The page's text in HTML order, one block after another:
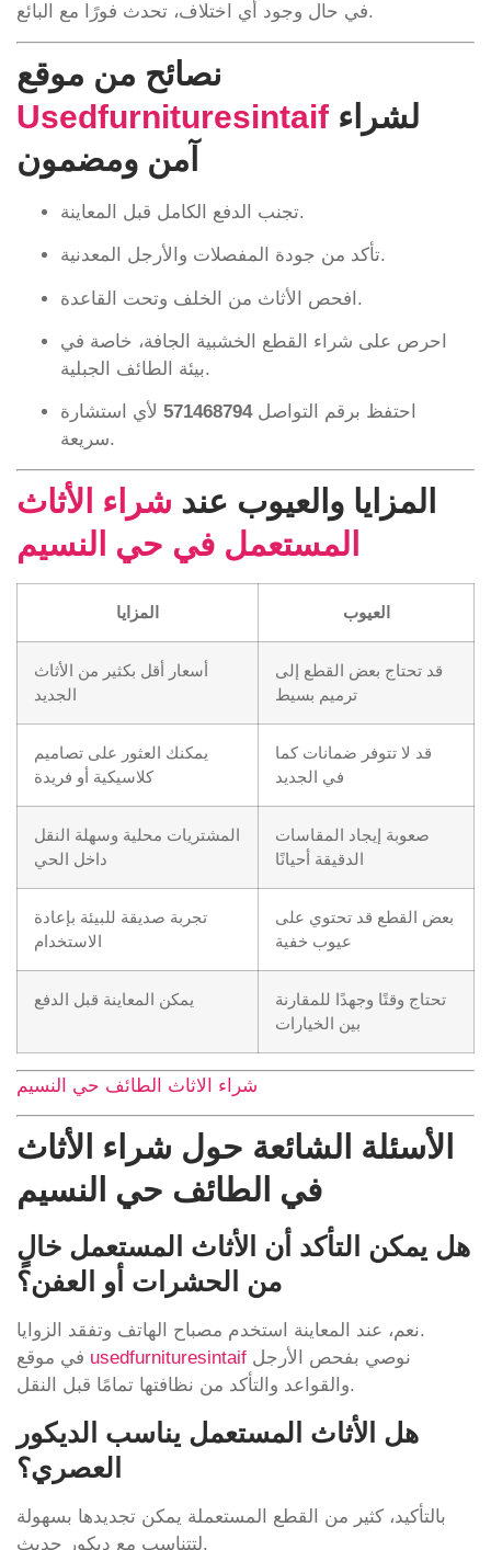
في حال وجود أي اختلاف، تحدث فورًا مع البائع.
نصائح من موقع
Usedfurnituresintaif
آمن ومضمون
تجنب الدفع الكامل قبل المعاينة.
تأكد من جودة المفصلات والأرجل المعدنية.
افحص الأثاث من الخلف وتحت القاعدة.
احرص على شراء القطع الخشبية الجافة، خاصة في
بيئة الطائف الجبلية.
احتفظ برقم التواصل571468794 لأي استشارة
سريعة.
المزايا والعيوب عند شراء الأثاث
المستعمل في حي النسيم
المزايا العيوب
أسعار أقل بكثير من الأثاث
الجديد
قد تحتاج بعض القطع إلى
ترميم بسيط
يمكنك العثور على تصاميم
كلاسيكية أو فريدة
قد لا تتوفر ضمانات كما
في الجديد
المشتريات محلية وسهلة النقل
داخل الحي
صعوبة إيجاد المقاسات
الدقيقة أحيانًا
تجربة صديقة للبيئة بإعادة
الاستخدام
بعض القطع قد تحتوي على
عيوب خفية
يمكن المعاينة قبل الدفع
تحتاج وقتًا وجهدًا للمقارنة
بين الخيارات
شراء الاثاث الطائف حي النسيم
الأسئلة الشائعة حول شراء الأثاث
في الطائف حي النسيم
هل يمكن التأكد أن الأثاث المستعمل خالٍ
من الحشرات أو العفن؟
نعم، عند المعاينة استخدم مصباح الهاتف وتفقد الزوايا.
usedfurnituresintaif
والقواعد والتأكد من نظافتها تمامًا قبل النقل.
هل الأثاث المستعمل يناسب الديكور
العصري؟
بالتأكيد، كثير من القطع المستعملة يمكن تجديدها بسهولة
لتتناسب مع ديكور حديث.